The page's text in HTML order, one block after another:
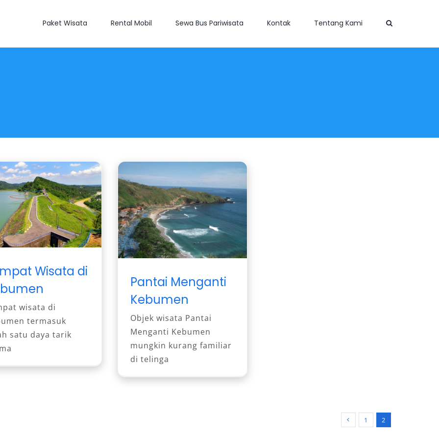
Paket Wisata Rental Mobil Sewa Bus Pariwisata Kontak Tentang Kami
Wisata di
wisata di
termasuk
satu daya tarik
Pantai Menganti
Kebumen
Objek wisata Pantai
Menganti Kebumen
mungkin kurang familiar
di telinga
1 2